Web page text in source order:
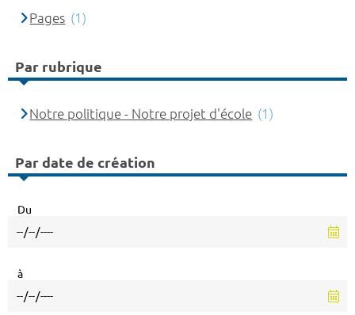
Pages (1)
Par rubrique
Notre politique - Notre projet d'école (1)
Par date de création
Du
à